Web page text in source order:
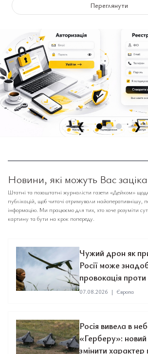
Переглянути
❮ ❯
Новини, які можуть Вас
Штатні та позаштатні журналісти газети «Дейком»
публікацій, щоб читачі отримували найоперативнішу,
інформацію. Ми працюємо для тих, хто хоче розуміти
картину та бути на крок попереду.
Чужий дрон як
Росії може
провокація проти
07.08.2026 | Європа
Росія вивела в
«Герберу»:
змінити характер